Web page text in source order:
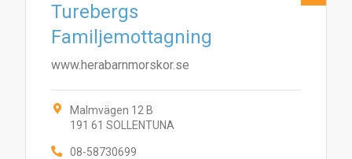
Turebergs
Familjemottagning
www.herabarnmorskor.se
Malmvägen 12 B
191 61 SOLLENTUNA
08-58730699